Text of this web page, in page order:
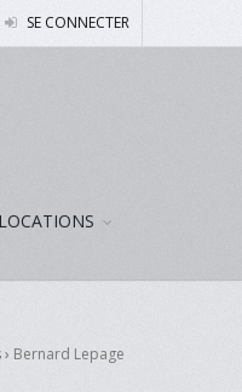
SE CONNECTER
LOCATIONS
Bernard Lepage